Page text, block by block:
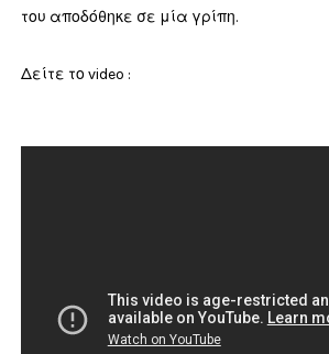
του αποδόθηκε σε μία γρίπη.
Δείτε το video :